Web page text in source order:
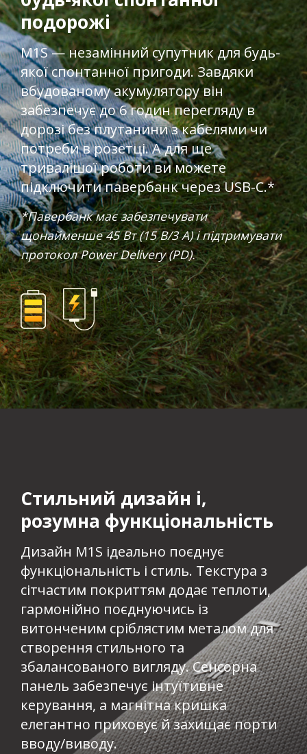
подорожі​​​
M1S — незамінний супутник для будь-
якої спонтанної пригоди. Завдяки
вбудованому акумулятору він
забезпечує до 6 годин перегляду в
дорозі без плутанини з кабелями чи
потреби в розетці. А для ще
тривалішої роботи ви можете
підключити павербанк через USB-C.*
*Павербанк має забезпечувати
щонайменше 45 Вт (15 В/3 А) і підтримувати
протокол Power Delivery (PD).
Стильний дизайн і,
розумна функціональність​
Дизайн M1S ідеально поєднує
функціональність і стиль. Текстура з
сітчастим покриттям додає теплоти,
гармонійно поєднуючись із
витонченим сріблястим металом для
створення стильного та
збалансованого вигляду. Сенсорна
панель забезпечує інтуїтивне
керування, а магнітна кришка
елегантно приховує й захищає порти
вводу/виводу.​